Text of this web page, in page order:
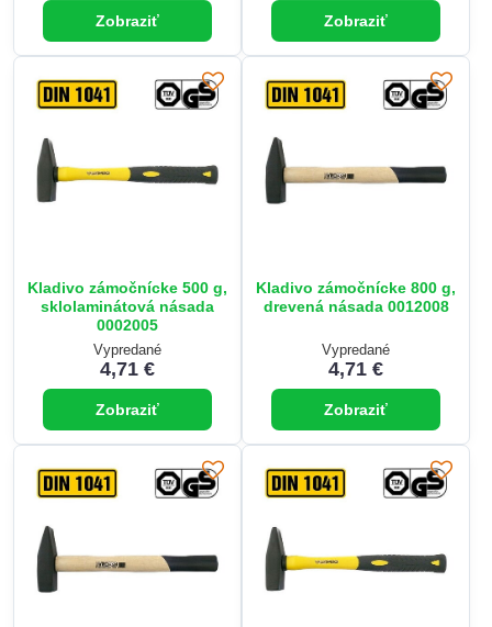
Zobraziť Zobraziť
Kladivo zámočnícke 500 g,
sklolaminátová násada
0002005
Vypredané
4,71 €
Zobraziť
Kladivo zámočnícke 800 g,
drevená násada 0012008
Vypredané
4,71 €
Zobraziť